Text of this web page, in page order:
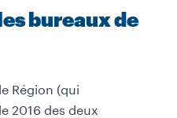
bureaux de
Région (qui
2016 des deux